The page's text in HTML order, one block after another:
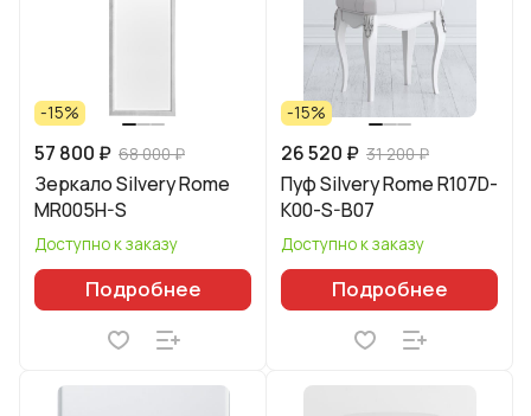
-15%
57 800 ₽ 68 000 ₽
Зеркало Silvery Rome
MR005H-S
Доступно к заказу
Подробнее
-15%
26 520 ₽ 31 200 ₽
Пуф Silvery Rome R107D-
K00-S-B07
Доступно к заказу
Подробнее